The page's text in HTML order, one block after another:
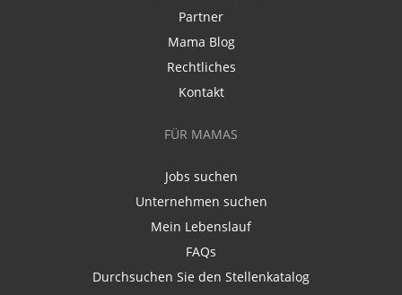
Partner
Mama Blog
Rechtliches
Kontakt
FÜR MAMAS
Jobs suchen
Unternehmen suchen
Mein Lebenslauf
FAQs
Durchsuchen Sie den Stellenkatalog